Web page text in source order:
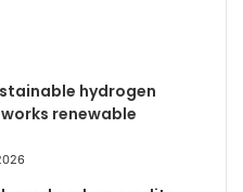
hydrogen
renewable